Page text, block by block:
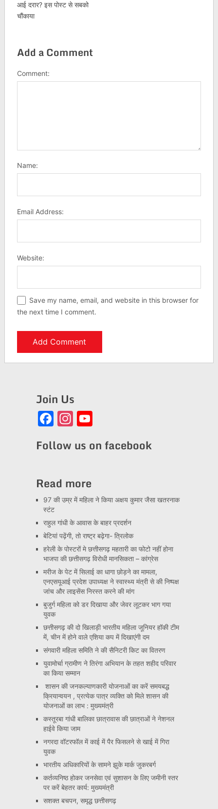
आई दरार? इस पोस्ट से सबको
चौंकाया
Add a Comment
Comment:
Name:
Email Address:
Website:
Save my name, email, and website in this browser for
the next time I comment.
Join Us
Facebook
Instagram
YouTube
Follow us on facebook
Read more
97 की उम्र में महिला ने किया अक्षय कुमार जैसा खतरनाक
स्टंट
राहुल गांधी के आवास के बाहर प्रदर्शन
बेटियां पढ़ेंगी, तो राष्ट्र बढ़ेगा- त्रिलोक
हरेली के पोस्टरों मे छत्तीसगढ़ महतारी का फोटो नहीं होना
भाजपा की छत्तीसगढ़ विरोधी मानसिकता – कांग्रेस
मरीज के पेट में सिलाई का धागा छोड़ने का मामला,
एनएसयूआई प्रदेश उपाध्यक्ष ने स्वास्थ्य मंत्री से की निष्पक्ष
जांच और लाइसेंस निरस्त करने की मांग
बुजुर्ग महिला को डर दिखाया और जेवर लूटकर भाग गया
युवक
छत्तीसगढ़ की दो खिलाड़ी भारतीय महिला जूनियर हॉकी टीम
में, चीन में होने वाले एशिया कप में दिखाएंगी दम
संगवारी महिला समिति ने की सैनिटरी किट का वितरण
युवामोर्चा ग्रामीण ने तिरंगा अभियान के तहत शहीद परिवार
का किया सम्मान
शासन की जनकल्याणकारी योजनाओं का करें समयबद्ध
क्रियान्वयन , प्रत्येक पात्र व्यक्ति को मिले शासन की
योजनाओं का लाभ : मुख्यमंत्री
कस्तूरबा गांधी बालिका छात्रावास की छात्राओं ने नेशनल
हाईवे किया जाम
नगरदा वॉटरफॉल में काई में पैर फिसलने से खाई में गिरा
युवक
भारतीय अधिकारियों के सामने झुके मार्क जुकरबर्ग
कर्तव्यनिष्ठ होकर जनसेवा एवं सुशासन के लिए जमीनी स्तर
पर करें बेहतर कार्य: मुख्यमंत्री
सशक्त बचपन, समृद्ध छत्तीसगढ़